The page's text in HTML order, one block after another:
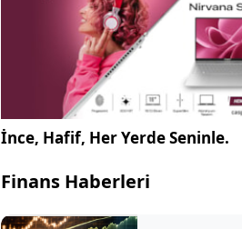
İnce, Hafif, Her Yerde Seninle.
Finans Haberleri